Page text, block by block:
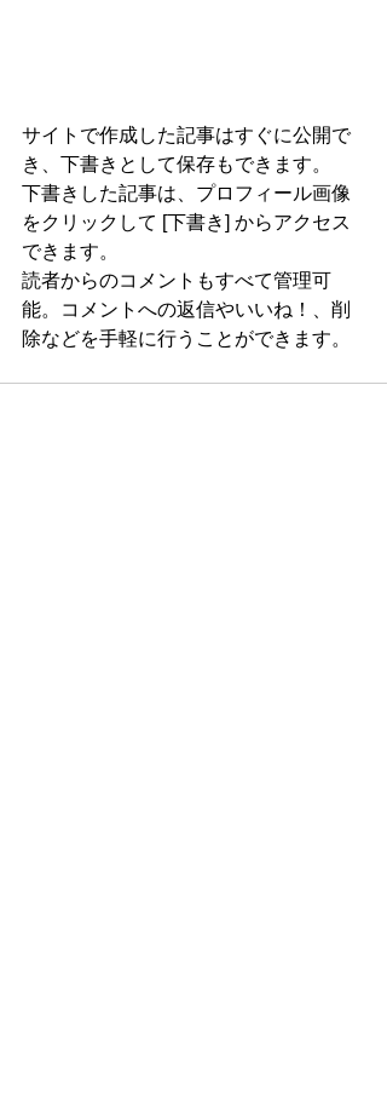
サイトで作成した記事はすぐに公開で
き、下書きとして保存もできます。
下書きした記事は、プロフィール画像
をクリックして [下書き] からアクセス
できます。
読者からのコメントもすべて管理可
能。コメントへの返信やいいね！、削
除などを手軽に行うことができます。